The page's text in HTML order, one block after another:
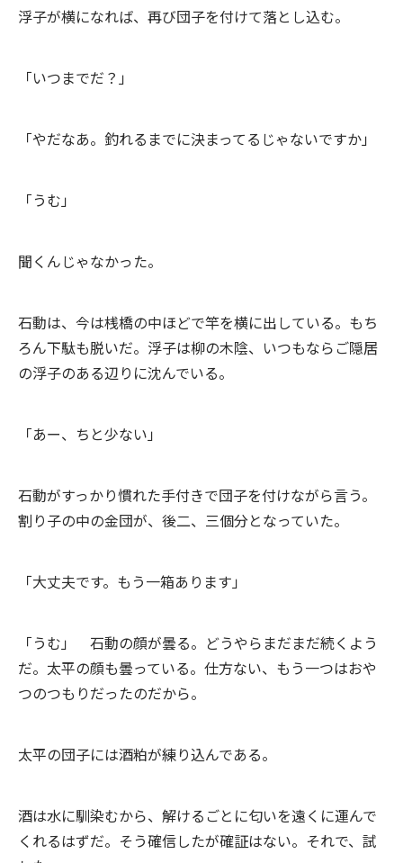
浮子が横になれば、再び団子を付けて落とし込む。
「いつまでだ？」
「やだなあ。釣れるまでに決まってるじゃないですか」
「うむ」
聞くんじゃなかった。
石動は、今は桟橋の中ほどで竿を横に出している。もち
ろん下駄も脱いだ。浮子は柳の木陰、いつもならご隠居
の浮子のある辺りに沈んでいる。
「あー、ちと少ない」
石動がすっかり慣れた手付きで団子を付けながら言う。
割り子の中の金団が、後二、三個分となっていた。
「大丈夫です。もう一箱あります」
「うむ」 石動の顔が曇る。どうやらまだまだ続くよう
だ。太平の顔も曇っている。仕方ない、もう一つはおや
つのつもりだったのだから。
太平の団子には酒粕が練り込んである。
酒は水に馴染むから、解けるごとに匂いを遠くに運んで
くれるはずだ。そう確信したが確証はない。それで、試